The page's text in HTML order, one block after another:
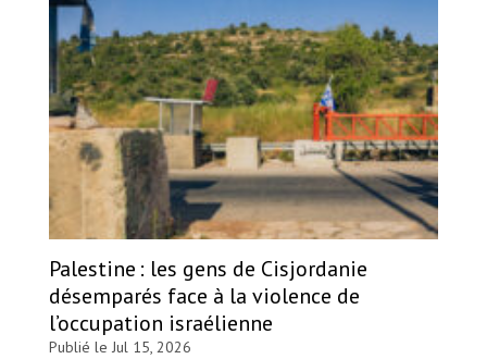
Palestine : les gens de Cisjordanie
désemparés face à la violence de
l’occupation israélienne
Publié le Jul 15, 2026